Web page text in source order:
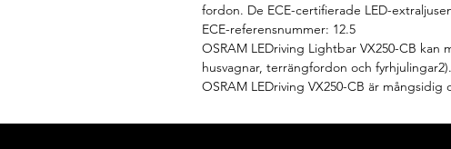
fordon. De ECE-certifierade LED-
ECE-referensnummer: 12.5
OSRAM LEDriving Lightbar VX250-CB
husvagnar, terrängfordon och fyrhjulingar2).
OSRAM LEDriving VX250-CB är mångsidig